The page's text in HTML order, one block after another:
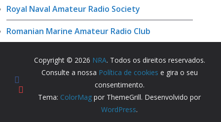
Royal Naval Amateur Radio Society
Romanian Marine Amateur Radio Club
Copyright © 2026 NRA. Todos os direitos reservados.
Consulte a nossa Política de cookies e gira o seu
consentimento.
Tema: ColorMag por ThemeGrill. Desenvolvido por
WordPress.